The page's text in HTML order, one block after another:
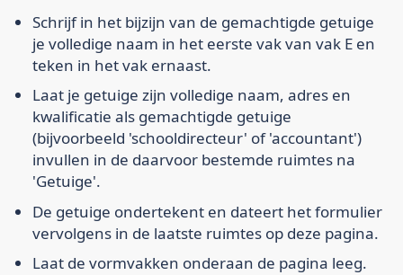
Schrijf in het bijzijn van de gemachtigde getuige
je volledige naam in het eerste vak van vak E en
teken in het vak ernaast.
Laat je getuige zijn volledige naam, adres en
kwalificatie als gemachtigde getuige
(bijvoorbeeld 'schooldirecteur' of 'accountant')
invullen in de daarvoor bestemde ruimtes na
'Getuige'.
De getuige ondertekent en dateert het formulier
vervolgens in de laatste ruimtes op deze pagina.
Laat de vormvakken onderaan de pagina leeg.